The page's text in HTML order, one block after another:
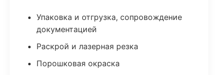
Упаковка и отгрузка, сопровождение
документацией
Раскрой и лазерная резка
Порошковая окраска